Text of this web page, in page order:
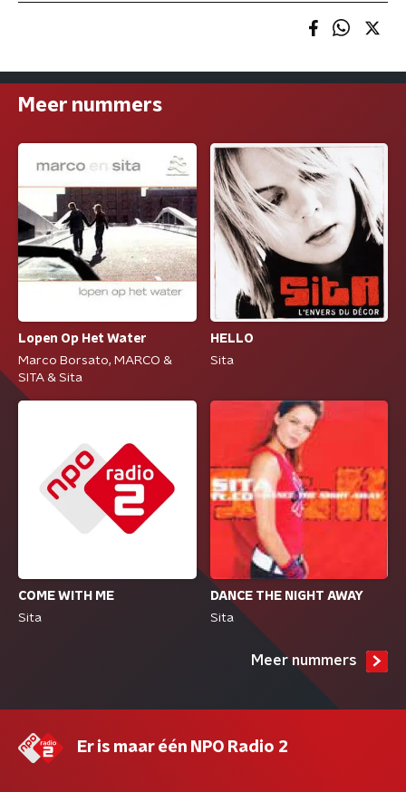
Meer nummers
Lopen Op Het Water
Marco Borsato, MARCO &
SITA & Sita
HELLO
Sita
COME WITH ME
Sita
DANCE THE NIGHT AWAY
Sita
Meer nummers
Er is maar één NPO Radio 2